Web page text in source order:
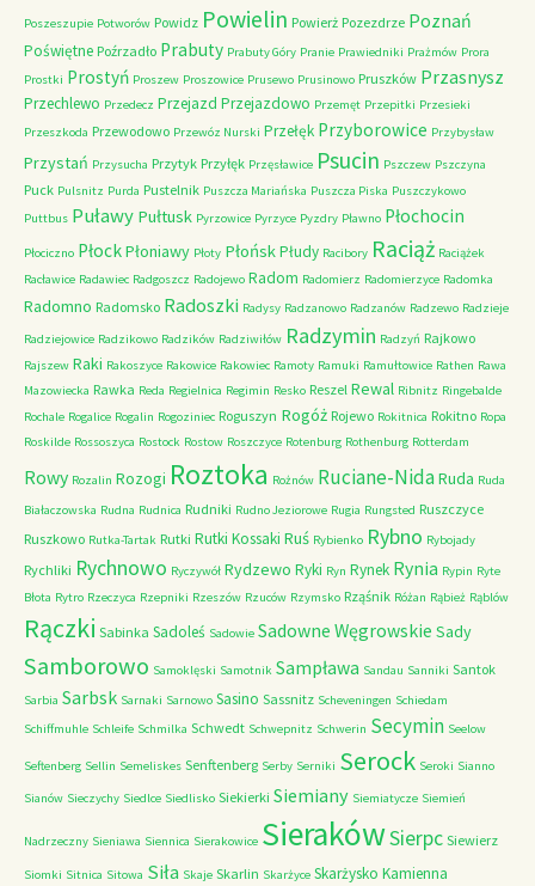
Poszeszupie Potworów Powidz Powielin Powierż Pozezdrze Poznań
Poświętne Poźrzadło Prabuty Prabuty Góry Pranie Prawiedniki Prażmów Prora
Prostki Prostyń Proszew Proszowice Prusewo Prusinowo Pruszków Przasnysz
Przechlewo Przedecz Przejazd Przejazdowo Przemęt Przepitki Przesieki
Przeszkoda Przewodowo Przewóz Nurski Przełęk Przyborowice Przybysław
Przystań Przysucha Przytyk Przyłęk Przęsławice Psucin Pszczew Pszczyna
Puck Pulsnitz Purda Pustelnik Puszcza Mariańska Puszcza Piska Puszczykowo
Puttbus Puławy Pułtusk Pyrzowice Pyrzyce Pyzdry Pławno Płochocin
Płociczno PłockPłoniawy Płoty PłońskPłudy Racibory Raciąż Raciążek
Racławice Radawiec Radgoszcz Radojewo Radom Radomierz Radomierzyce Radomka
Radomno Radomsko Radoszki Radysy Radzanowo Radzanów Radzewo Radzieje
Radziejowice Radzikowo Radzików Radziwiłów Radzymin Radzyń Rajkowo
Rajszew Raki Rakoszyce Rakowice Rakowiec Ramoty Ramuki Ramułtowice Rathen Rawa
Mazowiecka Rawka Reda Regielnica Regimin Resko Reszel Rewal Ribnitz Ringebalde
Rochale Rogalice Rogalin Rogoziniec Roguszyn Rogóż Rojewo Rokitnica Rokitno Ropa
Roskilde Rossoszyca Rostock Rostow Roszczyce Rotenburg Rothenburg Rotterdam
Rowy Rozalin Rozogi Roztoka Rożnów Ruciane-NidaRuda Ruda
Białaczowska Rudna Rudnica Rudniki Rudno Jeziorowe Rugia Rungsted Ruszczyce
Ruszkowo Rutka-Tartak Rutki Rutki Kossaki Ruś Rybienko Rybno Rybojady
Rychliki Rychnowo Ryczywół Rydzewo Ryki Ryn Rynek Rynia Rypin Ryte
Błota Rytro Rzeczyca Rzepniki Rzeszów Rzuców Rzymsko Rząśnik Różan Rąbież Rąblów
Rączki Sabinka Sadoleś Sadowie Sadowne Węgrowskie Sady
Samborowo Samoklęski Samotnik Sampława Sandau Sanniki Santok
Sarbia Sarbsk Sarnaki Sarnowo Sasino Sassnitz Scheveningen Schiedam
Schiffmuhle Schleife Schmilka Schwedt Schwepnitz Schwerin Secymin Seelow
Seftenberg Sellin Semeliskes Senftenberg Serby Serniki Serock Seroki Sianno
Sianów Sieczychy Siedlce Siedlisko Siekierki Siemiany Siemiatycze Siemień
Nadrzeczny Sieniawa Siennica Sierakowice SierakówSierpc Siewierz
Siomki Sitnica Sitowa Siła Skaje Skarlin Skarżyce Skarżysko Kamienna